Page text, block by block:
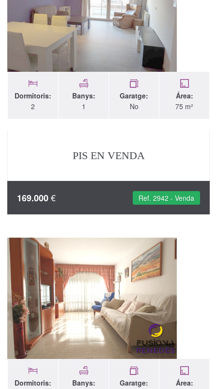
Dormitoris:
2
Banys:
1
Garatge:
No
Área:
75 m²
PIS EN VENDA
169.000€ Ref. 2942 - Venda
Dormitoris:
Banys:
Garatge:
Área: